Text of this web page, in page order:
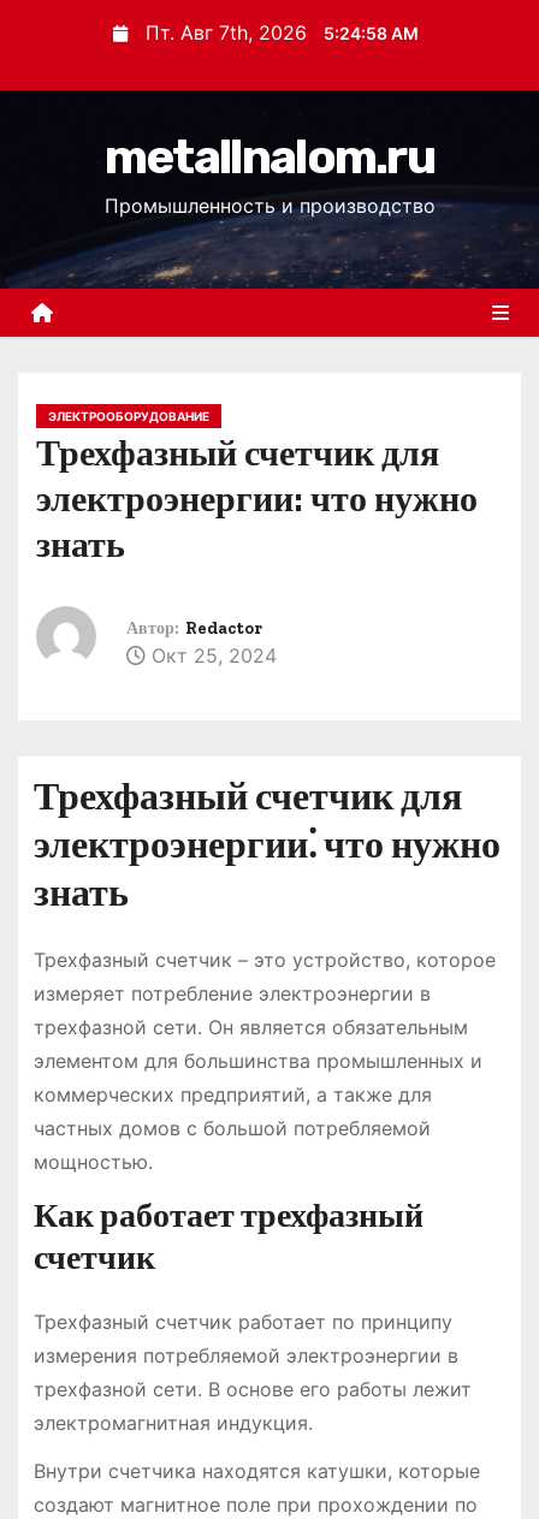
с
Пт. Авг 7th, 2026 5:24:59 AM
metallnalom.ru
Промышленность и производство
ЭЛЕКТРООБОРУДОВАНИЕ
Трехфазный счетчик для
электроэнергии: что нужно
знать
Автор: Redactor
Окт 25, 2024
Трехфазный счетчик для
электроэнергии⁚ что нужно
знать
Трехфазный счетчик – это устройство, которое
измеряет потребление электроэнергии в
трехфазной сети. Он является обязательным
элементом для большинства промышленных и
коммерческих предприятий, а также для
частных домов с большой потребляемой
мощностью.
Как работает трехфазный
счетчик
Трехфазный счетчик работает по принципу
измерения потребляемой электроэнергии в
трехфазной сети. В основе его работы лежит
электромагнитная индукция.
Внутри счетчика находятся катушки, которые
создают магнитное поле при прохождении по